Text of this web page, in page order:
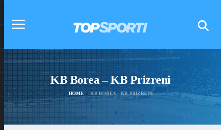
KB Borea – KB Prizreni
HOME KB BOREA – KB PRIZRENI